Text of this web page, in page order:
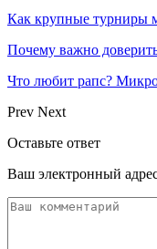
Как крупные турниры
Почему важно
Что любит рапс?
Prev Next
Оставьте ответ
Ваш электронный